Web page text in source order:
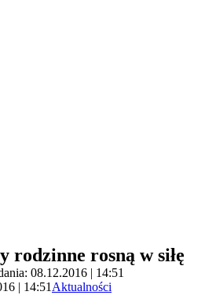
rodzinne rosną w siłę
08.12.2016 | 14:51
| 14:51Aktualności